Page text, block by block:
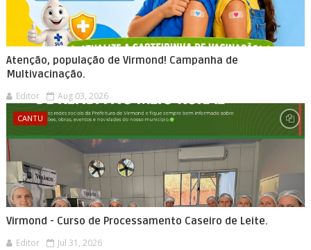
Atenção, população de Virmond! Campanha de
Multivacinação.
Editor Aug 03, 2026
CANTU
Virmond - Curso de Processamento Caseiro de Leite.
Editor Jul 31, 2026